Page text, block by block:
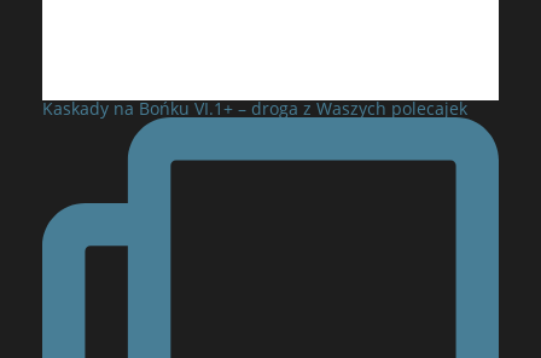
Kaskady na Bońku VI.1+ – droga z Waszych polecajek